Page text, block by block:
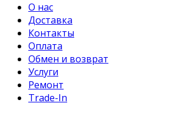
О нас
Доставка
Контакты
Оплата
Обмен и возврат
Услуги
Ремонт
Trade-In